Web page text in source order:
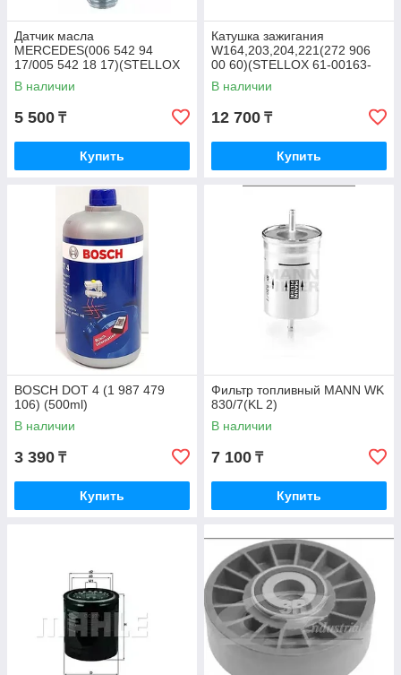
Датчик масла
MERCEDES(006 542 94
17/005 542 18 17)(STELLOX
06-08018-SX)
В наличии
5 500 ₸
Купить
Катушка зажигания
W164,203,204,221(272 906
00 60)(STELLOX 61-00163-
SX)
В наличии
12 700 ₸
Купить
BOSCH DOT 4 (1 987 479
106) (500ml)
В наличии
3 390 ₸
Купить
Фильтр топливный MANN WK
830/7(KL 2)
В наличии
7 100 ₸
Купить